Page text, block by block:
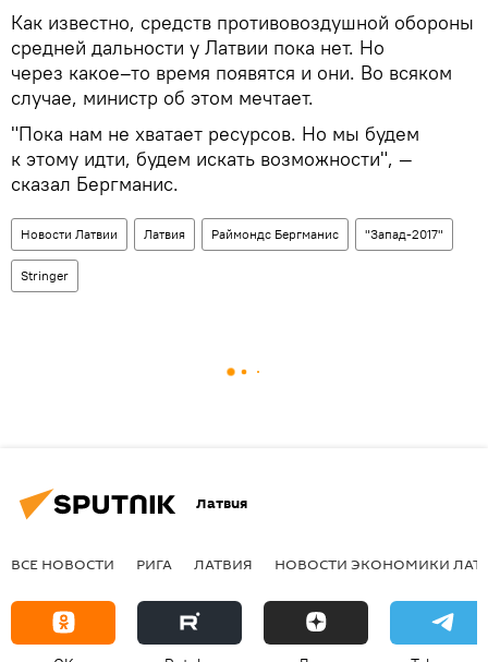
Как известно, средств противовоздушной обороны
средней дальности у Латвии пока нет. Но
через какое–то время появятся и они. Во всяком
случае, министр об этом мечтает.
"Пока нам не хватает ресурсов. Но мы будем
к этому идти, будем искать возможности", —
сказал Бергманис.
Новости Латвии Латвия Раймондс Бергманис "Запад-2017"
Stringer
Латвия
ВСЕ НОВОСТИ РИГА ЛАТВИЯ НОВОСТИ ЭКОНОМИКИ